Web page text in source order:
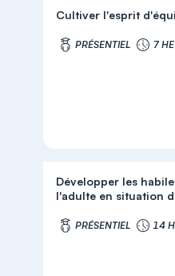
Cultiver l'esprit
PRÉSENTIEL 7
Développer les
l'adulte en situation
PRÉSENTIEL 14